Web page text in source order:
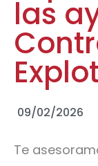
las
09/02/2026
Te